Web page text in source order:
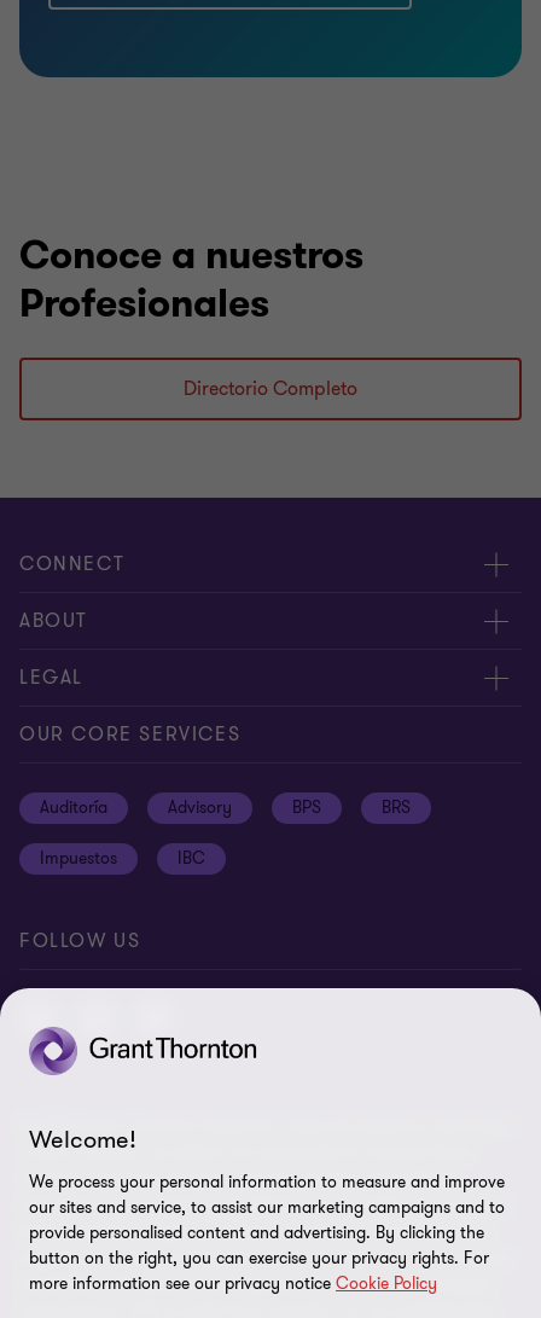
Conoce a nuestros
Profesionales
Directorio Completo
CONNECT
Nuestra gente
Contáctenos
ABOUT
Acerca de nosotros
Síntesis informativa
Ética y Manual de Gestión de Calidad
LEGAL
Política de privacidad
Disclaimer
Preferencias de cookies
OUR CORE SERVICES
Auditoría Advisory BPS BRS
Impuestos IBC
FOLLOW US
© 2026 Grant Thornton Argentina. Todos los derechos reservados.
'Grant Thornton' se refiere a la marca bajo la cual las firmas
miembro de Grant Thornton prestan servicios de auditoría,
impuestos y consultoría a sus clientes, y/o se refiere a una o más
firmas miembro, según lo requiera el contexto. Grant Thornton
Argentina es una firma miembro de Grant Thornton International
Ltd (GTIL). GTIL y las firmas miembro no forman una sociedad
Welcome!
We process your personal information to measure and improve
our sites and service, to assist our marketing campaigns and to
provide personalised content and advertising. By clicking the
button on the right, you can exercise your privacy rights. For
more information see our privacy notice Cookie Policy